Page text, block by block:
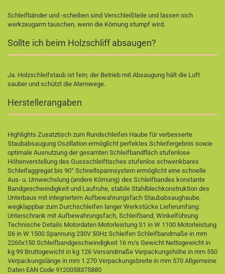
Schleifbänder und -scheiben sind Verschleißteile und lassen sich
werkzeugarm tauschen, wenn die Körnung stumpf wird.
Sollte ich beim Holzschliff absaugen?
Ja. Holzschleifstaub ist fein; der Betrieb mit Absaugung hält die Luft
sauber und schützt die Atemwege.
Herstellerangaben
Highlights Zusatztisch zum Rundschleifen Haube für verbesserte
Staubabsaugung Oszillation ermöglicht perfektes Schleifergebnis sowie
optimale Ausnutzung der gesamten Schleifbandfläch stufenlose
Höhenverstellung des Gussschleiftisches stufenlos schwenkbares
Schleifaggregat bis 90° Schnellspannsystem ermöglicht eine schnelle
Aus- u. Umwechslung (andere Körnung) des Schleifbandes konstante
Bandgeschwindigkeit und Laufruhe, stabile Stahlblechkonstruktion des
Unterbaus mit integriertem Aufbewahrungsfach Staubabsaughaube,
wegklappbar zum Durchschleifen langer Werkstücke Lieferumfang:
Unterschrank mit Aufbewahrungsfach, Schleifband, Winkelführung
Technische Details Motordaten Motorleistung S1 in W 1100 Motorleistung
S6 in W 1500 Spannung 230V 50Hz Schleifen Schleifbandmaße in mm
2260x150 Schleifbandgeschwindigkeit 16 m/s Gewicht Nettogewicht in
kg 99 Bruttogewicht in kg 126 Versandmaße Verpackungshöhe in mm 550
Verpackungslänge in mm 1.270 Verpackungsbreite in mm 570 Allgemeine
Daten EAN Code 9120058375880